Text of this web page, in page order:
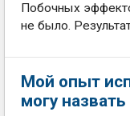
Побочных
не было.
Мой опыт
могу